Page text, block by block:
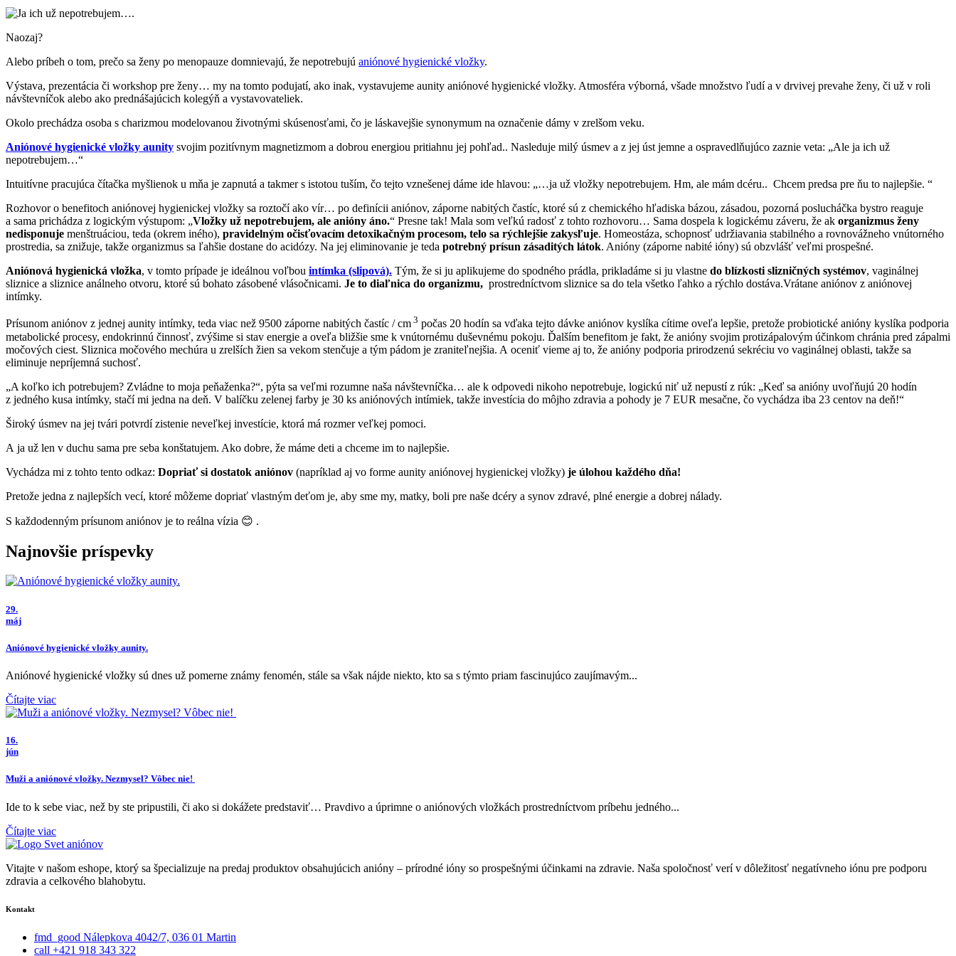
Naozaj?
Alebo príbeh o tom, prečo sa ženy po menopauze domnievajú, že nepotrebujú aniónové hygienické vložky.
Výstava, prezentácia či workshop pre ženy… my na tomto podujatí, ako inak, vystavujeme aunity aniónové hygienické vložky. Atmosféra výborná, všade množstvo ľudí a v drvivej prevahe ženy, či už v roli
návštevníčok alebo ako prednášajúcich kolegýň a vystavovateliek.
Okolo prechádza osoba s charizmou modelovanou životnými skúsenosťami, čo je láskavejšie synonymum na označenie dámy v zrelšom veku.
Aniónové hygienické vložky aunity svojim pozitívnym magnetizmom a dobrou energiou pritiahnu jej pohľad.. Nasleduje milý úsmev a z jej úst jemne a ospravedlňujúco zaznie veta: „Ale ja ich už
nepotrebujem…“
Intuitívne pracujúca čítačka myšlienok u mňa je zapnutá a takmer s istotou tuším, čo tejto vznešenej dáme ide hlavou: „…ja už vložky nepotrebujem. Hm, ale mám dcéru.. Chcem predsa pre ňu to najlepšie. “
Rozhovor o benefitoch aniónovej hygienickej vložky sa roztočí ako vír… po definícii aniónov, záporne nabitých častíc, ktoré sú z chemického hľadiska bázou, zásadou, pozorná poslucháčka bystro reaguje
a sama prichádza z logickým výstupom: „Vložky už nepotrebujem, ale anióny áno.“ Presne tak! Mala som veľkú radosť z tohto rozhovoru… Sama dospela k logickému záveru, že ak organizmus ženy
nedisponuje menštruáciou, teda (okrem iného), pravidelným očisťovacím detoxikačným procesom, telo sa rýchlejšie zakysľuje. Homeostáza, schopnosť udržiavania stabilného a rovnovážneho vnútorného
prostredia, sa znižuje, takže organizmus sa ľahšie dostane do acidózy. Na jej eliminovanie je teda potrebný prísun zásaditých látok. Anióny (záporne nabité ióny) sú obzvlášť veľmi prospešné.
Aniónová hygienická vložka, v tomto prípade je ideálnou voľbou intímka (slipová). Tým, že si ju aplikujeme do spodného prádla, prikladáme si ju vlastne do blízkosti slizničných systémov, vaginálnej
sliznice a sliznice análneho otvoru, ktoré sú bohato zásobené vlásočnicami. Je to diaľnica do organizmu, prostredníctvom sliznice sa do tela všetko ľahko a rýchlo dostáva.Vrátane aniónov z aniónovej
intímky.
Prísunom aniónov z jednej aunity intímky, teda viac než 9500 záporne nabitých častíc / cm 3 počas 20 hodín sa vďaka tejto dávke aniónov kyslíka cítime oveľa lepšie, pretože probiotické anióny kyslíka podporia
metabolické procesy, endokrinnú činnosť, zvýšime si stav energie a oveľa bližšie sme k vnútornému duševnému pokoju. Ďalším benefitom je fakt, že anióny svojim protizápalovým účinkom chránia pred zápalmi
močových ciest. Sliznica močového mechúra u zrelších žien sa vekom stenčuje a tým pádom je zraniteľnejšia. A oceniť vieme aj to, že anióny podporia prirodzenú sekréciu vo vaginálnej oblasti, takže sa
eliminuje nepríjemná suchosť.
„A koľko ich potrebujem? Zvládne to moja peňaženka?“, pýta sa veľmi rozumne naša návštevníčka… ale k odpovedi nikoho nepotrebuje, logickú niť už nepustí z rúk: „Keď sa anióny uvoľňujú 20 hodín
z jedného kusa intímky, stačí mi jedna na deň. V balíčku zelenej farby je 30 ks aniónových intímiek, takže investícia do môjho zdravia a pohody je 7 EUR mesačne, čo vychádza iba 23 centov na deň!“
Široký úsmev na jej tvári potvrdí zistenie neveľkej investície, ktorá má rozmer veľkej pomoci.
A ja už len v duchu sama pre seba konštatujem. Ako dobre, že máme deti a chceme im to najlepšie.
Vychádza mi z tohto tento odkaz: Dopriať si dostatok aniónov (napríklad aj vo forme aunity aniónovej hygienickej vložky) je úlohou každého dňa!
Pretože jedna z najlepších vecí, ktoré môžeme dopriať vlastným deťom je, aby sme my, matky, boli pre naše dcéry a synov zdravé, plné energie a dobrej nálady.
S každodenným prísunom aniónov je to reálna vízia 😊 .
Najnovšie príspevky
29.
máj
Aniónové hygienické vložky aunity.
Aniónové hygienické vložky sú dnes už pomerne známy fenomén, stále sa však nájde niekto, kto sa s týmto priam fascinujúco zaujímavým...
Čítajte viac
16.
jún
Muži a aniónové vložky. Nezmysel? Vôbec nie!
Ide to k sebe viac, než by ste pripustili, či ako si dokážete predstaviť… Pravdivo a úprimne o aniónových vložkách prostredníctvom príbehu jedného...
Čítajte viac
Vitajte v našom eshope, ktorý sa špecializuje na predaj produktov obsahujúcich anióny – prírodné ióny so prospešnými účinkami na zdravie. Naša spoločnosť verí v dôležitosť negatívneho iónu pre podporu
zdravia a celkového blahobytu.
Kontakt
fmd_good Nálepkova 4042/7, 036 01 Martin
call +421 918 343 322